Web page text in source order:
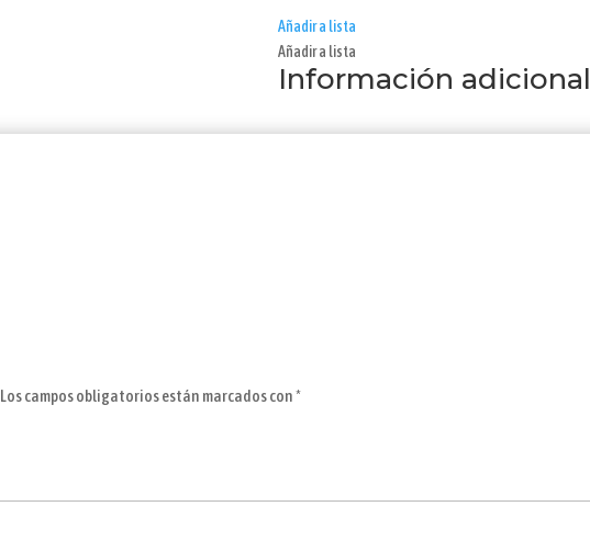
Añadir a lista
Añadir a lista
Información adicional
Los campos obligatorios están marcados con*